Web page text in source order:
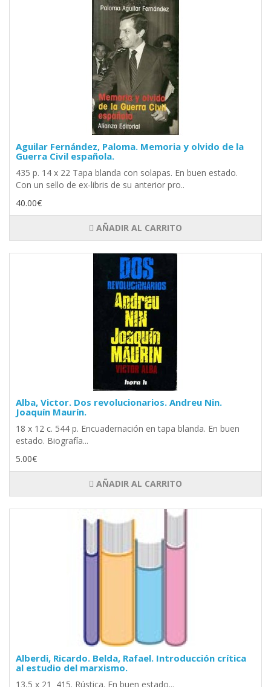
Aguilar Fernández, Paloma. Memoria y olvido de la
Guerra Civil española.
435 p. 14 x 22 Tapa blanda con solapas. En buen estado.
Con un sello de ex-libris de su anterior pro..
40.00€
AÑADIR AL CARRITO
Alba, Victor. Dos revolucionarios. Andreu Nin.
Joaquín Maurín.
18 x 12 c. 544 p. Encuadernación en tapa blanda. En buen
estado. Biografía...
5.00€
AÑADIR AL CARRITO
Alberdi, Ricardo. Belda, Rafael. Introducción crítica
al estudio del marxismo.
13,5 x 21 415. Rústica. En buen estado...